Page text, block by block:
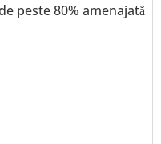
peste 80% amenajată